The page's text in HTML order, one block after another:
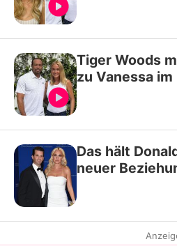
Tiger Woods
zu Vanessa
Das hält
neuer